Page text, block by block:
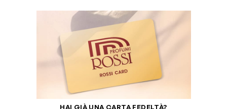
HAI GIÀ UNA CARTA FEDELTÀ?